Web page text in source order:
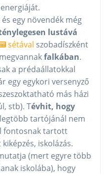
egy növendék még
lustává
sétával szobadíszként
falkában.
a prédaállatokkal
egy egykori versenyző
más házi
stb). Tévhit, hogy
tartójánál nem
fontosnak tartott
iskolázás.
(mert egyre több
iskolába), hogy